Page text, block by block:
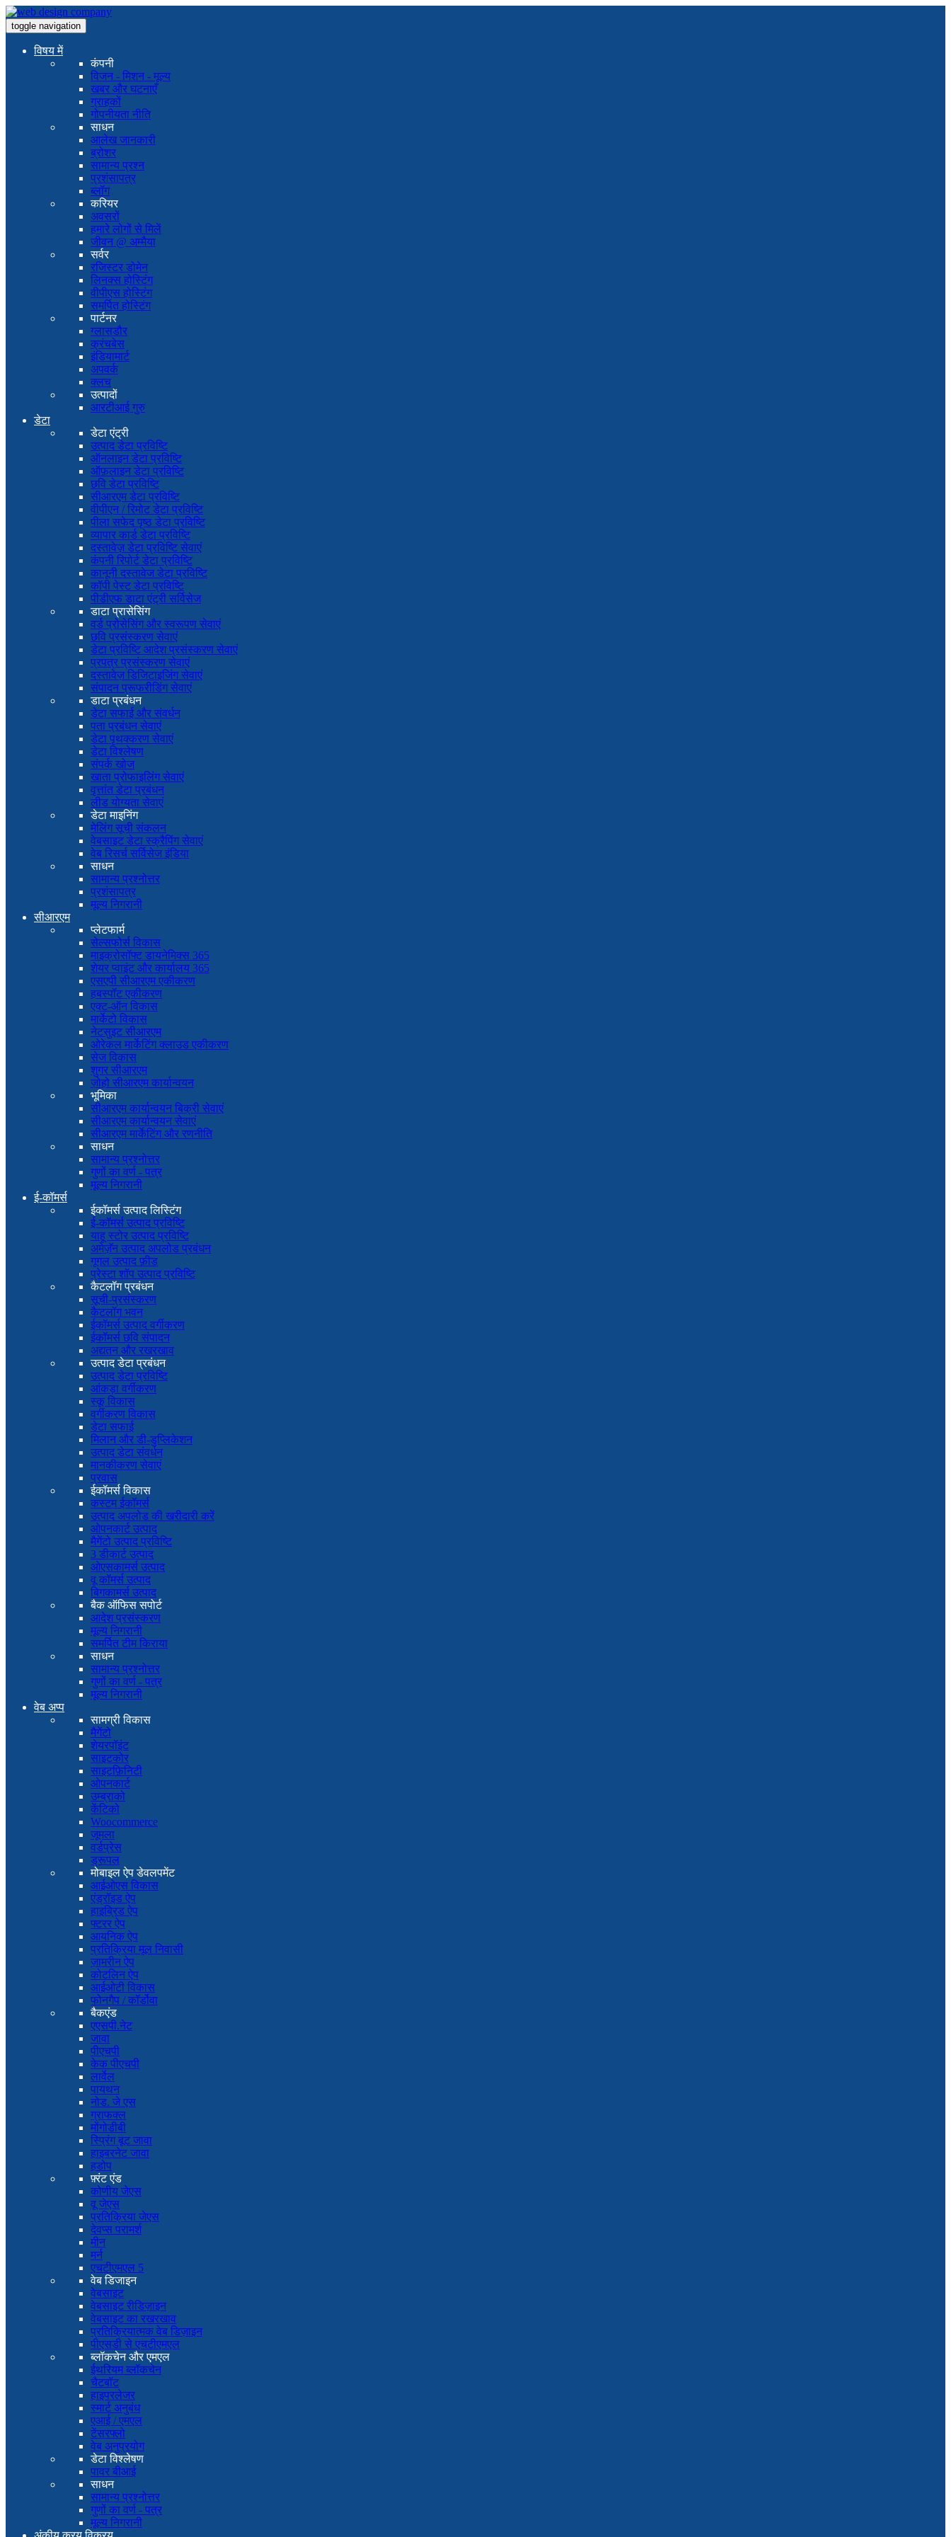
toggle navigation
विषय में
कंपनी
विजन - मिशन - मूल्य
खबर और घटनाएँ
ग्राहकों
गोपनीयता नीति
साधन
आलेख जानकारी
ब्रोशर
सामान्य प्रश्न
प्रशंसापत्र
ब्लॉग
करियर
अवसरों
हमारे लोगों से मिलें
जीवन @ अम्मैया
सर्वर
रजिस्टर डोमेन
लिनक्स होस्टिंग
वीपीएस होस्टिंग
समर्पित होस्टिंग
पार्टनर
ग्लासडौर
क्रंचबेस
इंडियामार्ट
अपवर्क
क्लच
उत्पादों
आरटीआई गुरु
डेटा
डेटा एंट्री
उत्पाद डेटा प्रविष्टि
ऑनलाइन डेटा प्रविष्टि
ऑफ़लाइन डेटा प्रविष्टि
छवि डेटा प्रविष्टि
सीआरएम डेटा प्रविष्टि
वीपीएन / रिमोट डेटा प्रविष्टि
पीला सफेद पृष्ठ डेटा प्रविष्टि
व्यापार कार्ड डेटा प्रविष्टि
दस्तावेज़ डेटा प्रविष्टि सेवाएं
कंपनी रिपोर्ट डेटा प्रविष्टि
कानूनी दस्तावेज डेटा प्रविष्टि
कॉपी पेस्ट डेटा प्रविष्टि
पीडीएफ डाटा एंट्री सर्विसेज
डाटा प्रासेसिंग
वर्ड प्रोसेसिंग और स्वरूपण सेवाएं
छवि प्रसंस्करण सेवाएं
डेटा प्रविष्टि आदेश प्रसंस्करण सेवाएं
प्रपत्र प्रसंस्करण सेवाएं
दस्तावेज़ डिजिटाइजिंग सेवाएं
संपादन प्रूफरीडिंग सेवाएं
डाटा प्रबंधन
डेटा सफाई और संवर्धन
पता प्रबंधन सेवाएं
डेटा पृथक्करण सेवाएं
डेटा विश्लेषण
संपर्क खोज
खाता प्रोफाइलिंग सेवाएं
वृत्तांत डेटा प्रबंधन
लीड योग्यता सेवाएं
डेटा माइनिंग
मेलिंग सूची संकलन
वेबसाइट डेटा स्क्रैपिंग सेवाएं
वेब रिसर्च सर्विसेज इंडिया
साधन
सामान्य प्रश्नोत्तर
प्रशंसापत्र
मूल्य निगरानी
सीआरएम
प्लेटफार्म
सेल्सफोर्स विकास
माइक्रोसॉफ्ट डायनेमिक्स 365
शेयर प्वाइंट और कार्यालय 365
एसएपी सीआरएम एकीकरण
हबस्पॉट एकीकरण
एक्ट-ऑन विकास
मार्केटो विकास
नेटसुइट सीआरएम
ओरेकल मार्केटिंग क्लाउड एकीकरण
सेज विकास
शुगर सीआरएम
ज़ोहो सीआरएम कार्यान्वयन
भूमिका
सीआरएम कार्यान्वयन बिक्री सेवाएं
सीआरएम कार्यान्वयन सेवाएं
सीआरएम मार्केटिंग और रणनीति
साधन
सामान्य प्रश्नोत्तर
गुणों का वर्ण - पत्र
मूल्य निगरानी
ई-कॉमर्स
ईकॉमर्स उत्पाद लिस्टिंग
ई-कॉमर्स उत्पाद प्रविष्टि
याहू स्टोर उत्पाद प्रविष्टि
अमेज़ॅन उत्पाद अपलोड प्रबंधन
गूगल उत्पाद फ़ीड
प्रेस्टा शॉप उत्पाद प्रविष्टि
कैटलॉग प्रबंधन
सूची-प्रसंस्करण
कैटलॉग भवन
ईकॉमर्स उत्पाद वर्गीकरण
ईकॉमर्स छवि संपादन
अद्यतन और रखरखाव
उत्पाद डेटा प्रबंधन
उत्पाद डेटा प्रविष्टि
आंकड़ा वर्गीकरण
स्कू विकास
वर्गीकरण विकास
डेटा सफाई
मिलान और डी-डुप्लिकेशन
उत्पाद डेटा संवर्धन
मानकीकरण सेवाएं
प्रवास
ईकॉमर्स विकास
कस्टम ईकॉमर्स
उत्पाद अपलोड की खरीदारी करें
ओपनकार्ट उत्पाद
मैगेंटो उत्पाद प्रविष्टि
3 डीकार्ट उत्पाद
ओएसकामर्स उत्पाद
वू कॉमर्स उत्पाद
बिगकामर्स उत्पाद
बैक ऑफिस सपोर्ट
आदेश प्रसंस्करण
मूल्य निगरानी
समर्पित टीम किराया
साधन
सामान्य प्रश्नोत्तर
गुणों का वर्ण - पत्र
मूल्य निगरानी
वेब अप्प
सामग्री विकास
मैगेंटो
शेयरपॉइंट
साइटकोर
साइटफ़िनिटी
ओपनकार्ट
उम्ब्राको
केंटिको
Woocommerce
जूमला
वर्डप्रेस
ड्रूपल
मोबाइल ऐप डेवलपमेंट
आईओएस विकास
एंड्रॉइड ऐप
हाइब्रिड ऐप
फ्टरर ऐप
आयनिक ऐप
प्रतिक्रिया मूल निवासी
ज़ामरीन ऐप
कोटलिन ऐप
आईओटी विकास
फोनगैप / कॉर्डोवा
बैकएंड
एएसपी.नेट
जावा
पीएचपी
केक पीएचपी
लार्वेल
पायथन
नोड. जे एस
ग्राफक्ल
मोंगोडीबी
स्प्रिंग बूट जावा
हाइबरनेट जावा
हडोप
फ़्रंट एंड
कोणीय जेएस
वू जेएस
प्रतिक्रिया जेएस
देवप्स परामर्श
मीन
मर्न
एचटीएमएल 5
वेब डिजाइन
वेबसाइट
वेबसाइट रीडिज़ाइन
वेबसाइट का रखरखाव
प्रतिक्रियात्मक वेब डिज़ाइन
पीएसडी से एचटीएमएल
ब्लॉकचेन और एमएल
ईथरियम ब्लॉकचेन
चैटबॉट
हाइपरलेजर
स्मार्ट अनुबंध
एआई / एमएल
टेंसरफ्लो
वेब अनुप्रयोग
डेटा विश्लेषण
पावर बीआई
साधन
सामान्य प्रश्नोत्तर
गुणों का वर्ण - पत्र
मूल्य निगरानी